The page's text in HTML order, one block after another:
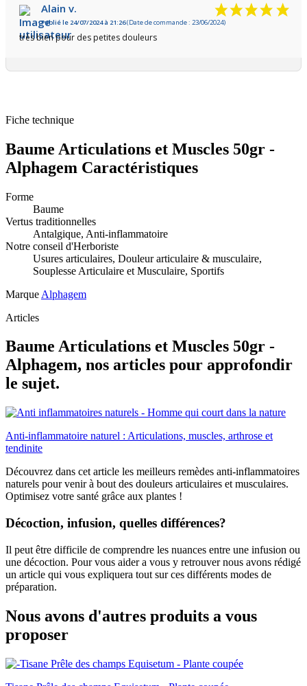
Alain v.
Publié le 24/07/2024 à 21:26(Date de commande : 23/06/2024)
très bien pour des petites douleurs
Fiche technique
Baume Articulations et Muscles 50gr -
Alphagem Caractéristiques
Forme
Baume
Vertus traditionnelles
Antalgique, Anti-inflammatoire
Notre conseil d'Herboriste
Usures articulaires, Douleur articulaire & musculaire,
Souplesse Articulaire et Musculaire, Sportifs
Marque Alphagem
Articles
Baume Articulations et Muscles 50gr -
Alphagem, nos articles pour approfondir
le sujet.
Anti-inflammatoire naturel : Articulations, muscles, arthrose et
tendinite
Découvrez dans cet article les meilleurs remèdes anti-inflammatoires
naturels pour venir à bout des douleurs articulaires et musculaires.
Optimisez votre santé grâce aux plantes !
Décoction, infusion, quelles différences?
Il peut être difficile de comprendre les nuances entre une infusion ou
une décoction. Pour vous aider a vous y retrouver nous avons rédigé
un article qui vous expliquera tout sur ces différents modes de
préparation.
Nous avons d'autres produits a vous
proposer